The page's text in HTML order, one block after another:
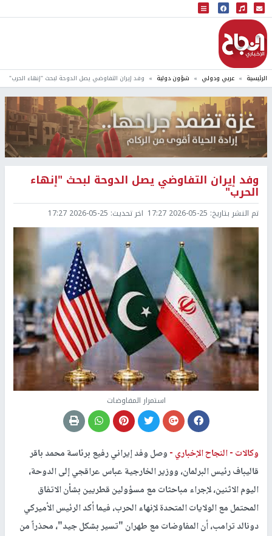
البث المباشر
إذاعة النجاح
الرئيسية عربي ودولي شؤون دولية وفد إيران التفاوضي يصل الدوحة لبحث "إنهاء الحرب"
وفد إيران التفاوضي يصل الدوحة لبحث "إنهاء
الحرب"
تم النشر بتاريخ: 2026-05-25 17:27 اخر تحديث: 2026-05-25 17:27
استمرار المفاوضات
وكالات -النجاح الإخباري -وصل وفد إيراني رفيع برئاسة محمد باقر
قاليباف رئيس البرلمان، ووزير الخارجية عباس عراقجي إلى الدوحة،
اليوم الاثنين، لإجراء مباحثات مع مسؤولين قطريين بشأن الاتفاق
المحتمل مع الولايات المتحدة لإنهاء الحرب، فيما أكد الرئيس الأميركي
دونالد ترامب، أن المفاوضات مع طهران "تسير بشكل جيد"، محذراً من